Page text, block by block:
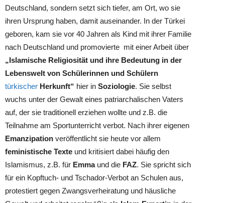
Deutschland, sondern setzt sich tiefer, am Ort, wo sie
ihren Ursprung haben, damit auseinander. In der Türkei
geboren, kam sie vor 40 Jahren als Kind mit ihrer Familie
nach Deutschland und promovierte mit einer Arbeit über
„Islamische Religiosität und ihre Bedeutung in der
Lebenswelt von Schülerinnen und Schülern
türkischer Herkunft“ hier in Soziologie. Sie selbst
wuchs unter der Gewalt eines patriarchalischen Vaters
auf, der sie traditionell erziehen wollte und z.B. die
Teilnahme am Sportunterricht verbot. Nach ihrer eigenen
Emanzipation veröffentlicht sie heute vor allem
feministische Texte und kritisiert dabei häufig den
Islamismus, z.B. für Emmaund die FAZ. Sie spricht sich
für ein Kopftuch- und Tschador-Verbot an Schulen aus,
protestiert gegen Zwangsverheiratung und häusliche